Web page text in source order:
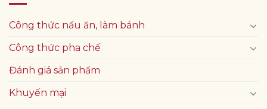
Công thức nấu ăn, làm bánh
Công thức pha chế
Đánh giá sản phẩm
Khuyến mại